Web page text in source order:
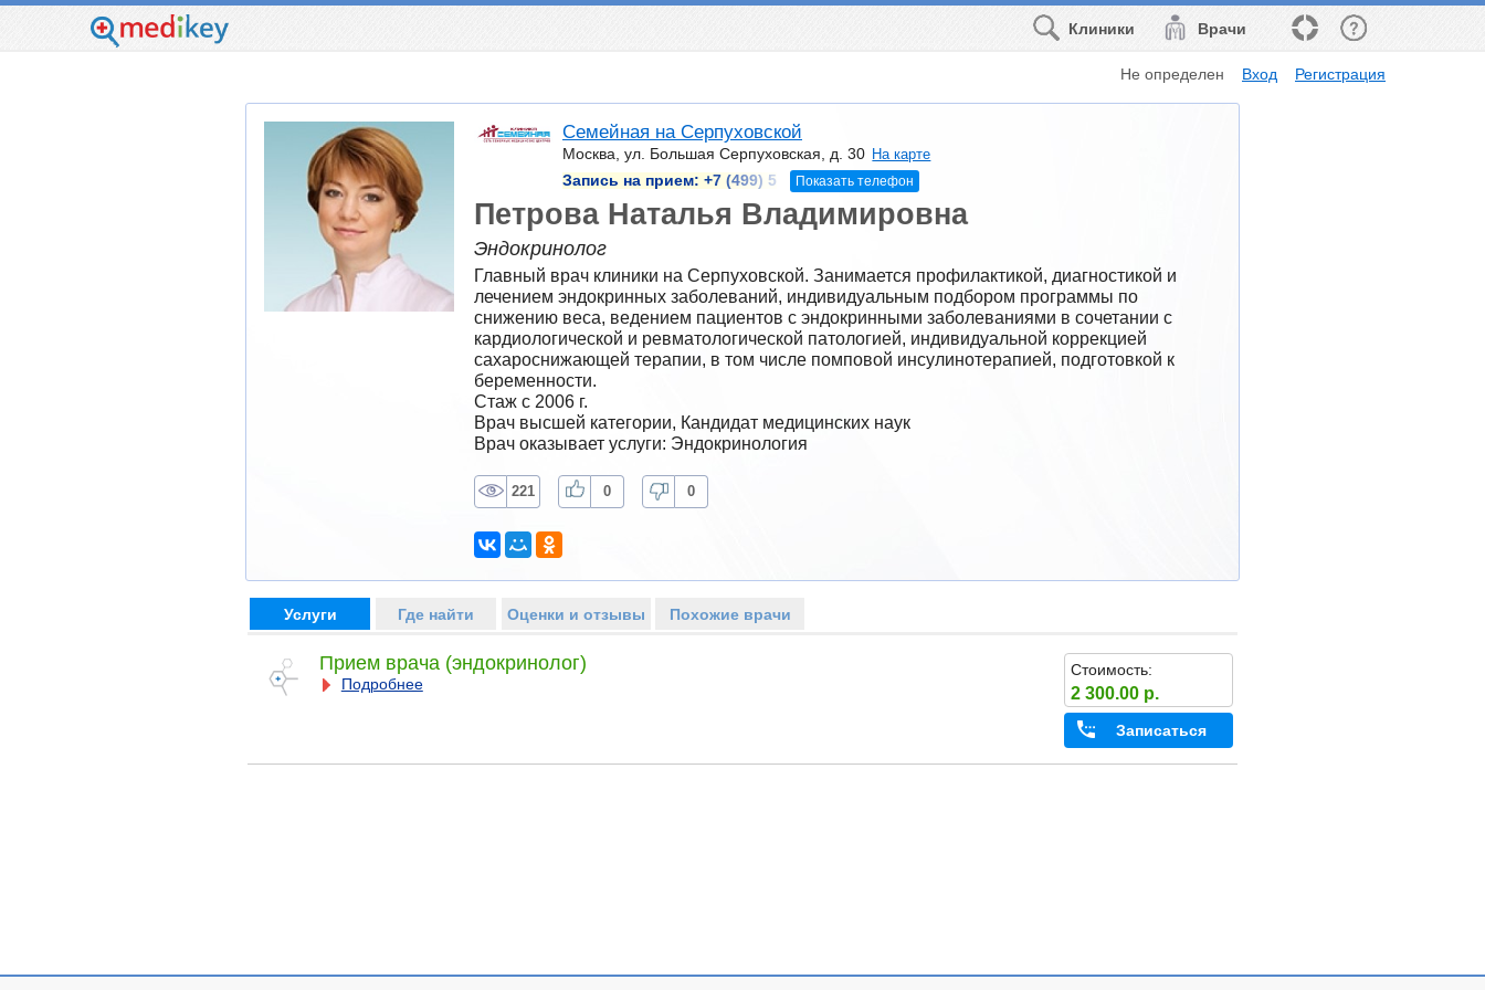
Врачи
Клиники
Не определен Вход Регистрация
Семейная на Серпуховской
Москва, ул. Большая Серпуховская, д. 30 На карте
Запись на прием: +7 (499) 5 Показать телефон
Петрова Наталья Владимировна
Эндокринолог
Главный врач клиники на Серпуховской. Занимается профилактикой, диагностикой и
лечением эндокринных заболеваний, индивидуальным подбором программы по
снижению веса, ведением пациентов с эндокринными заболеваниями в сочетании с
кардиологической и ревматологической патологией, индивидуальной коррекцией
сахароснижающей терапии, в том числе помповой инсулинотерапией, подготовкой к
беременности.
Стаж с 2006 г.
Врач высшей категории, Кандидат медицинских наук
Врач оказывает услуги: Эндокринология
221 0 0
Услуги Где найти Оценки и отзывы Похожие врачи
Прием врача (эндокринолог)
Подробнее
Стоимость:
2 300.00 р.
Записаться